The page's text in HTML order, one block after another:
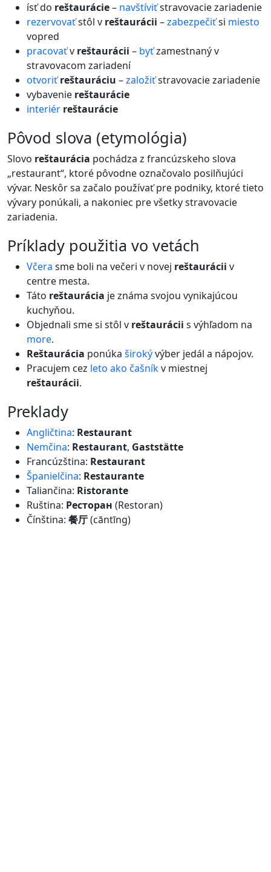
ísť do reštaurácie– navštíviťstravovacie zariadenie
rezervovaťstôl v reštaurácii –zabezpečiťsi miesto
vopred
pracovaťv reštaurácii – byťzamestnaný v
stravovacom zariadení
otvoriť reštauráciu –založiťstravovacie zariadenie
vybavenie reštaurácie
interiér reštaurácie
pôvod slova (etymológia)
Slovo reštaurácia pochádza z francúzskeho slova
„restaurant“, ktoré pôvodne označovalo posilňujúci
vývar. Neskôr sa začalo používať pre podniky, ktoré tieto
vývary ponúkali, a nakoniec pre všetky stravovacie
zariadenia.
príklady použitia vo vetách
Včera sme boli na večeri v novej reštaurácii v
centre mesta.
Táto reštaurácia je známa svojou vynikajúcou
kuchyňou.
Objednali sme si stôl v reštaurácii s výhľadom na
more.
Reštaurácia ponúka širokývýber jedál a nápojov.
Pracujem cez leto ako čašníkv miestnej
reštaurácii.
preklady
Angličtina: Restaurant
Nemčina: Restaurant, Gaststätte
Francúzština: Restaurant
Španielčina: Restaurante
Taliančina: Ristorante
Ruština: Ресторан (Restoran)
Čínština: 餐厅(cāntīng)